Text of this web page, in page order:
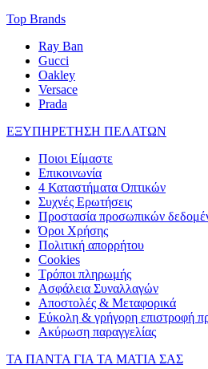
Top Brands
Ray Ban
Gucci
Oakley
Versace
Prada
ΕΞΥΠΗΡΕΤΗΣΗ ΠΕΛΑΤΩΝ
Ποιοι Είμαστε
Επικοινωνία
4 Καταστήματα Οπτικών
Συχνές Ερωτήσεις
Προστασία προσωπικών
Όροι Χρήσης
Πολιτική απορρήτου
Cookies
Τρόποι πληρωμής
Ασφάλεια Συναλλαγών
Αποστολές & Μεταφορικά
Εύκολη & γρήγορη επιστροφή
Ακύρωση παραγγελίας
ΤΑ ΠΑΝΤΑ ΓΙΑ ΤΑ ΜΑΤΙΑ ΣΑΣ